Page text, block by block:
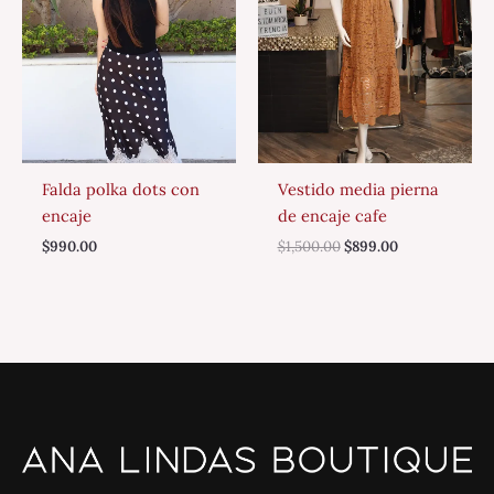
Falda polka dots con
encaje
$990.00
Vestido media pierna
de encaje cafe
$1,500.00 $899.00